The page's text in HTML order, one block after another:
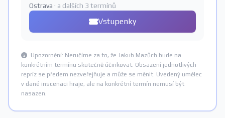
Ostrava · a dalších 3 termínů
Vstupenky
Upozornění: Neručíme za to, že Jakub Mazůch bude na
konkrétním termínu skutečně účinkovat. Obsazení jednotlivých
repríz se předem nezveřejňuje a může se měnit. Uvedený umělec
v dané inscenaci hraje, ale na konkrétní termín nemusí být
nasazen.